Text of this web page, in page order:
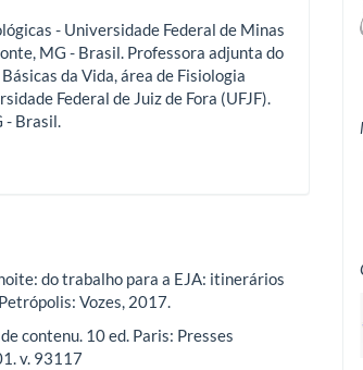
- Universidade Federal de Minas
MG - Brasil. Professora adjunta do
da Vida, área de Fisiologia
Federal de Juiz de Fora (UFJF).
- Brasil.
do trabalho para a EJA: itinerários
Vozes, 2017.
contenu. 10 ed. Paris: Presses
v. 93117